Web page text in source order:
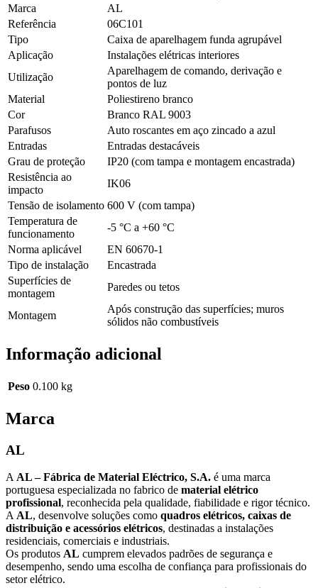
Marca
AL
Referência
06C101
Tipo
Caixa de aparelhagem funda agrupável
Aplicação
Instalações elétricas interiores
Utilização
Aparelhagem de comando, derivação e
pontos de luz
Material
Poliestireno branco
Cor
Branco RAL 9003
Parafusos
Auto roscantes em aço zincado a azul
Entradas
Entradas destacáveis
Grau de proteção
IP20 (com tampa e montagem encastrada)
Resistência ao
impacto
IK06
Tensão de isolamento 600 V (com tampa)
Temperatura de
funcionamento
-5 °C a +60 °C
Norma aplicável
EN 60670-1
Tipo de instalação
Encastrada
Superfícies de
montagem
Paredes ou tetos
Montagem
Após construção das superfícies; muros
sólidos não combustíveis
Informação adicional
Peso 0.100 kg
Marca
AL
AAL – Fábrica de Material Eléctrico, S.A. é uma marca
portuguesa especializada no fabrico de material elétrico
profissional, reconhecida pela qualidade, fiabilidade e rigor técnico.
AAL, desenvolve soluções como quadros elétricos, caixas de
distribuição e acessórios elétricos, destinadas a instalações
residenciais, comerciais e industriais.
Os produtos AL cumprem elevados padrões de segurança e
desempenho, sendo uma escolha de confiança para profissionais do
setor elétrico.